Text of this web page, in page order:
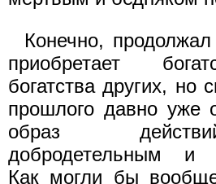
Конечно,
приобретает
богатства других, но
прошлого давно уже
образ
добродетельным и
Как могли бы